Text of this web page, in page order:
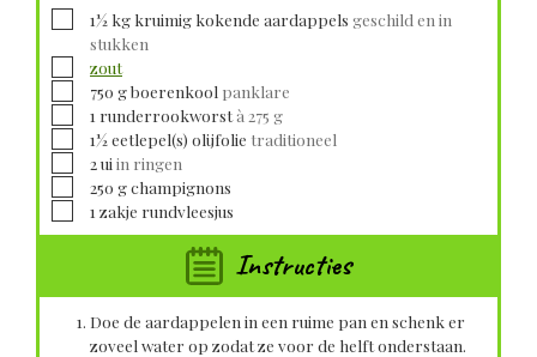
▢1½ kg kruimig kokende aardappels geschild en in
stukken
▢
zout
▢
750 gboerenkool panklare
▢1 runderrookworstà 275 g
▢1½ eetlepel(s) olijfolie traditioneel
▢
2 ui in ringen
▢
250 gchampignons
▢1 zakje rundvleesjus
Instructies
Doe de aardappelen in een ruime pan en schenk er
zoveel water op zodat ze voor de helft onderstaan.